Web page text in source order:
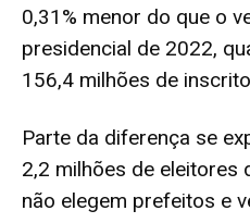
0,31% menor do que o
presidencial de 2022,
156,4 milhões de
Parte da diferença se
2,2 milhões de eleitores
não elegem prefeitos e